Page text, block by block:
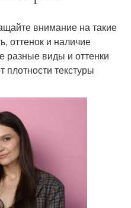
внимание на такие
оттенок и наличие
разные виды и оттенки
плотности текстуры